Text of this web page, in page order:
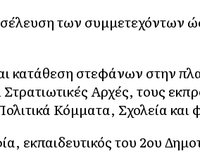
των συμμετεχόντων
κατάθεση στεφάνων στην
Στρατιωτικές Αρχές, τους
Κόμματα, Σχολεία και
εκπαιδευτικός του 2ου